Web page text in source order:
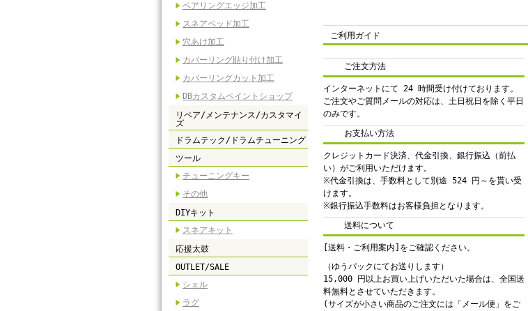
ベアリングエッジ加工
スネアベッド加工
穴あけ加工
カバーリング貼り付け加工
カバーリングカット加工
DBカスタムペイントショップ
リペア/メンテナンス/カスタマイ
ズ
ドラムテック/ドラムチューニング
ツール
チューニングキー
その他
DIYキット
スネアキット
応援太鼓
OUTLET/SALE
シェル
ラグ
ご利用ガイド
ご注文方法
インターネットにて 24 時間受け付けております。
ご注文やご質問メールの対応は、土日祝日を除く平日
のみです。
お支払い方法
クレジットカード決済、代金引換、銀行振込（前払
い）がご利用いただけます。
※代金引換は、手数料として別途 524 円～を貰い受
けます。
※銀行振込手数料はお客様負担となります。
送料について
[送料・ご利用案内]をご確認ください。
（ゆうパックにてお送りします）
15,000 円以上お買い上げいただいた場合は、全国送
料無料とさせていただきます。
(サイズが小さい商品のご注文には「メール便」をご